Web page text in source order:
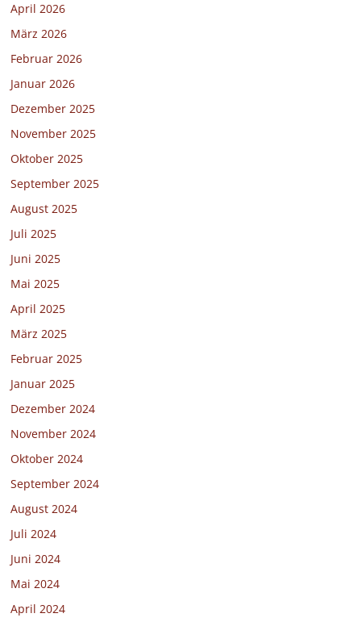
April 2026
März 2026
Februar 2026
Januar 2026
Dezember 2025
November 2025
Oktober 2025
September 2025
August 2025
Juli 2025
Juni 2025
Mai 2025
April 2025
März 2025
Februar 2025
Januar 2025
Dezember 2024
November 2024
Oktober 2024
September 2024
August 2024
Juli 2024
Juni 2024
Mai 2024
April 2024